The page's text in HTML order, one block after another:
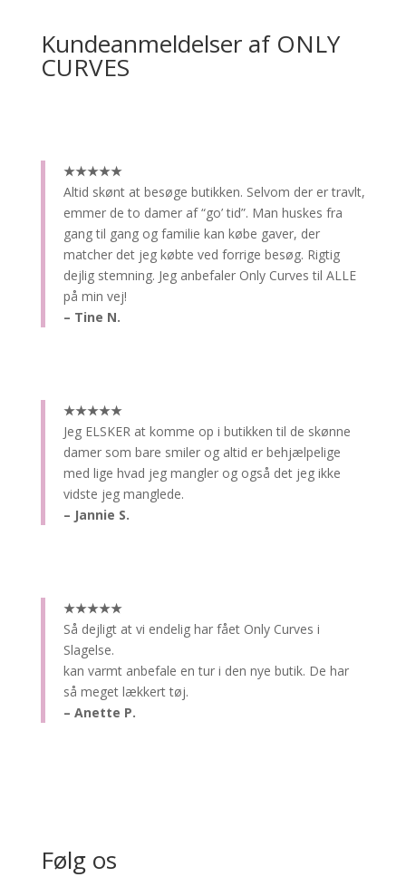
Kundeanmeldelser af ONLY
CURVES
★★★★★
Altid skønt at besøge butikken. Selvom der er travlt,
emmer de to damer af “go’ tid”. Man huskes fra
gang til gang og familie kan købe gaver, der
matcher det jeg købte ved forrige besøg. Rigtig
dejlig stemning. Jeg anbefaler Only Curves til ALLE
på min vej!
– Tine N.
★★★★★
Jeg ELSKER at komme op i butikken til de skønne
damer som bare smiler og altid er behjælpelige
med lige hvad jeg mangler og også det jeg ikke
vidste jeg manglede.
– Jannie S.
★★★★★
Så dejligt at vi endelig har fået Only Curves i
Slagelse.
kan varmt anbefale en tur i den nye butik. De har
så meget lækkert tøj.
– Anette P.
Følg os